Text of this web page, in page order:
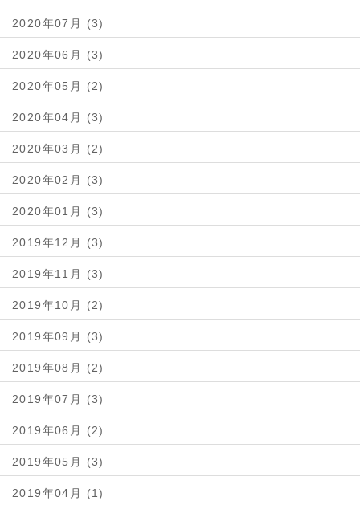
2020年07月 (3)
2020年06月 (3)
2020年05月 (2)
2020年04月 (3)
2020年03月 (2)
2020年02月 (3)
2020年01月 (3)
2019年12月 (3)
2019年11月 (3)
2019年10月 (2)
2019年09月 (3)
2019年08月 (2)
2019年07月 (3)
2019年06月 (2)
2019年05月 (3)
2019年04月 (1)